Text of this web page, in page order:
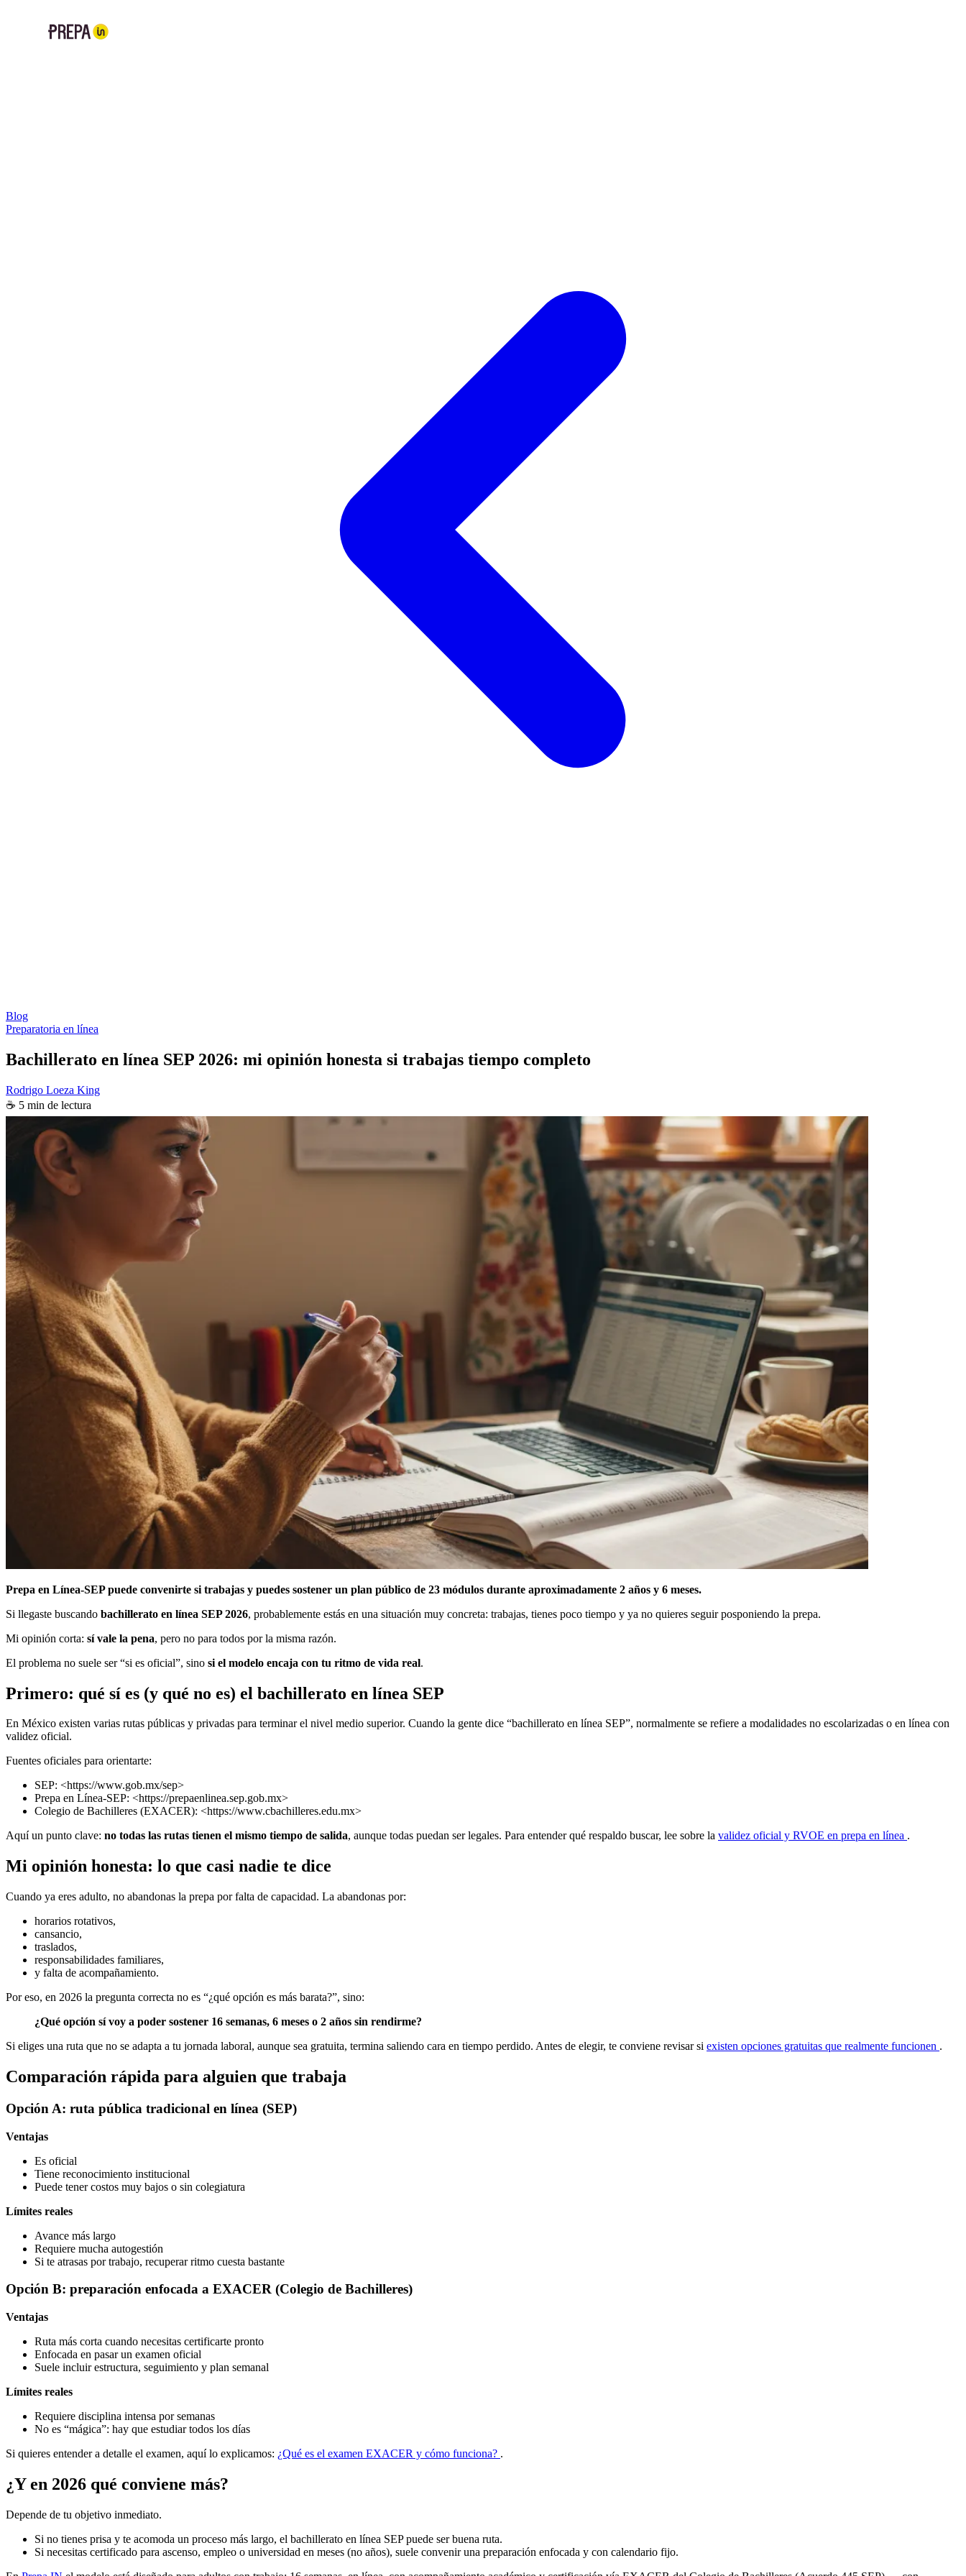
Blog
Preparatoria en línea
Bachillerato en línea SEP 2026: mi opinión honesta si trabajas tiempo completo
Rodrigo Loeza King
☕ 5 min de lectura
Prepa en Línea-SEP puede convenirte si trabajas y puedes sostener un plan público de 23 módulos durante aproximadamente 2 años y 6 meses.
Si llegaste buscando bachillerato en línea SEP 2026, probablemente estás en una situación muy concreta: trabajas, tienes poco tiempo y ya no quieres seguir posponiendo la prepa.
Mi opinión corta: sí vale la pena, pero no para todos por la misma razón.
El problema no suele ser “si es oficial”, sino si el modelo encaja con tu ritmo de vida real.
Primero: qué sí es (y qué no es) el bachillerato en línea SEP
En México existen varias rutas públicas y privadas para terminar el nivel medio superior. Cuando la gente dice “bachillerato en línea SEP”, normalmente se refiere a modalidades no escolarizadas o en línea con
validez oficial.
Fuentes oficiales para orientarte:
SEP: <https://www.gob.mx/sep>
Prepa en Línea-SEP: <https://prepaenlinea.sep.gob.mx>
Colegio de Bachilleres (EXACER): <https://www.cbachilleres.edu.mx>
Aquí un punto clave: no todas las rutas tienen el mismo tiempo de salida, aunque todas puedan ser legales. Para entender qué respaldo buscar, lee sobre la validez oficial y RVOE en prepa en línea .
Mi opinión honesta: lo que casi nadie te dice
Cuando ya eres adulto, no abandonas la prepa por falta de capacidad. La abandonas por:
horarios rotativos,
cansancio,
traslados,
responsabilidades familiares,
y falta de acompañamiento.
Por eso, en 2026 la pregunta correcta no es “¿qué opción es más barata?”, sino:
¿Qué opción sí voy a poder sostener 16 semanas, 6 meses o 2 años sin rendirme?
Si eliges una ruta que no se adapta a tu jornada laboral, aunque sea gratuita, termina saliendo cara en tiempo perdido. Antes de elegir, te conviene revisar si existen opciones gratuitas que realmente funcionen .
Comparación rápida para alguien que trabaja
Opción A: ruta pública tradicional en línea (SEP)
Ventajas
Es oficial
Tiene reconocimiento institucional
Puede tener costos muy bajos o sin colegiatura
Límites reales
Avance más largo
Requiere mucha autogestión
Si te atrasas por trabajo, recuperar ritmo cuesta bastante
Opción B: preparación enfocada a EXACER (Colegio de Bachilleres)
Ventajas
Ruta más corta cuando necesitas certificarte pronto
Enfocada en pasar un examen oficial
Suele incluir estructura, seguimiento y plan semanal
Límites reales
Requiere disciplina intensa por semanas
No es “mágica”: hay que estudiar todos los días
Si quieres entender a detalle el examen, aquí lo explicamos: ¿Qué es el examen EXACER y cómo funciona? .
¿Y en 2026 qué conviene más?
Depende de tu objetivo inmediato.
Si no tienes prisa y te acomoda un proceso más largo, el bachillerato en línea SEP puede ser buena ruta.
Si necesitas certificado para ascenso, empleo o universidad en meses (no años), suele convenir una preparación enfocada y con calendario fijo.